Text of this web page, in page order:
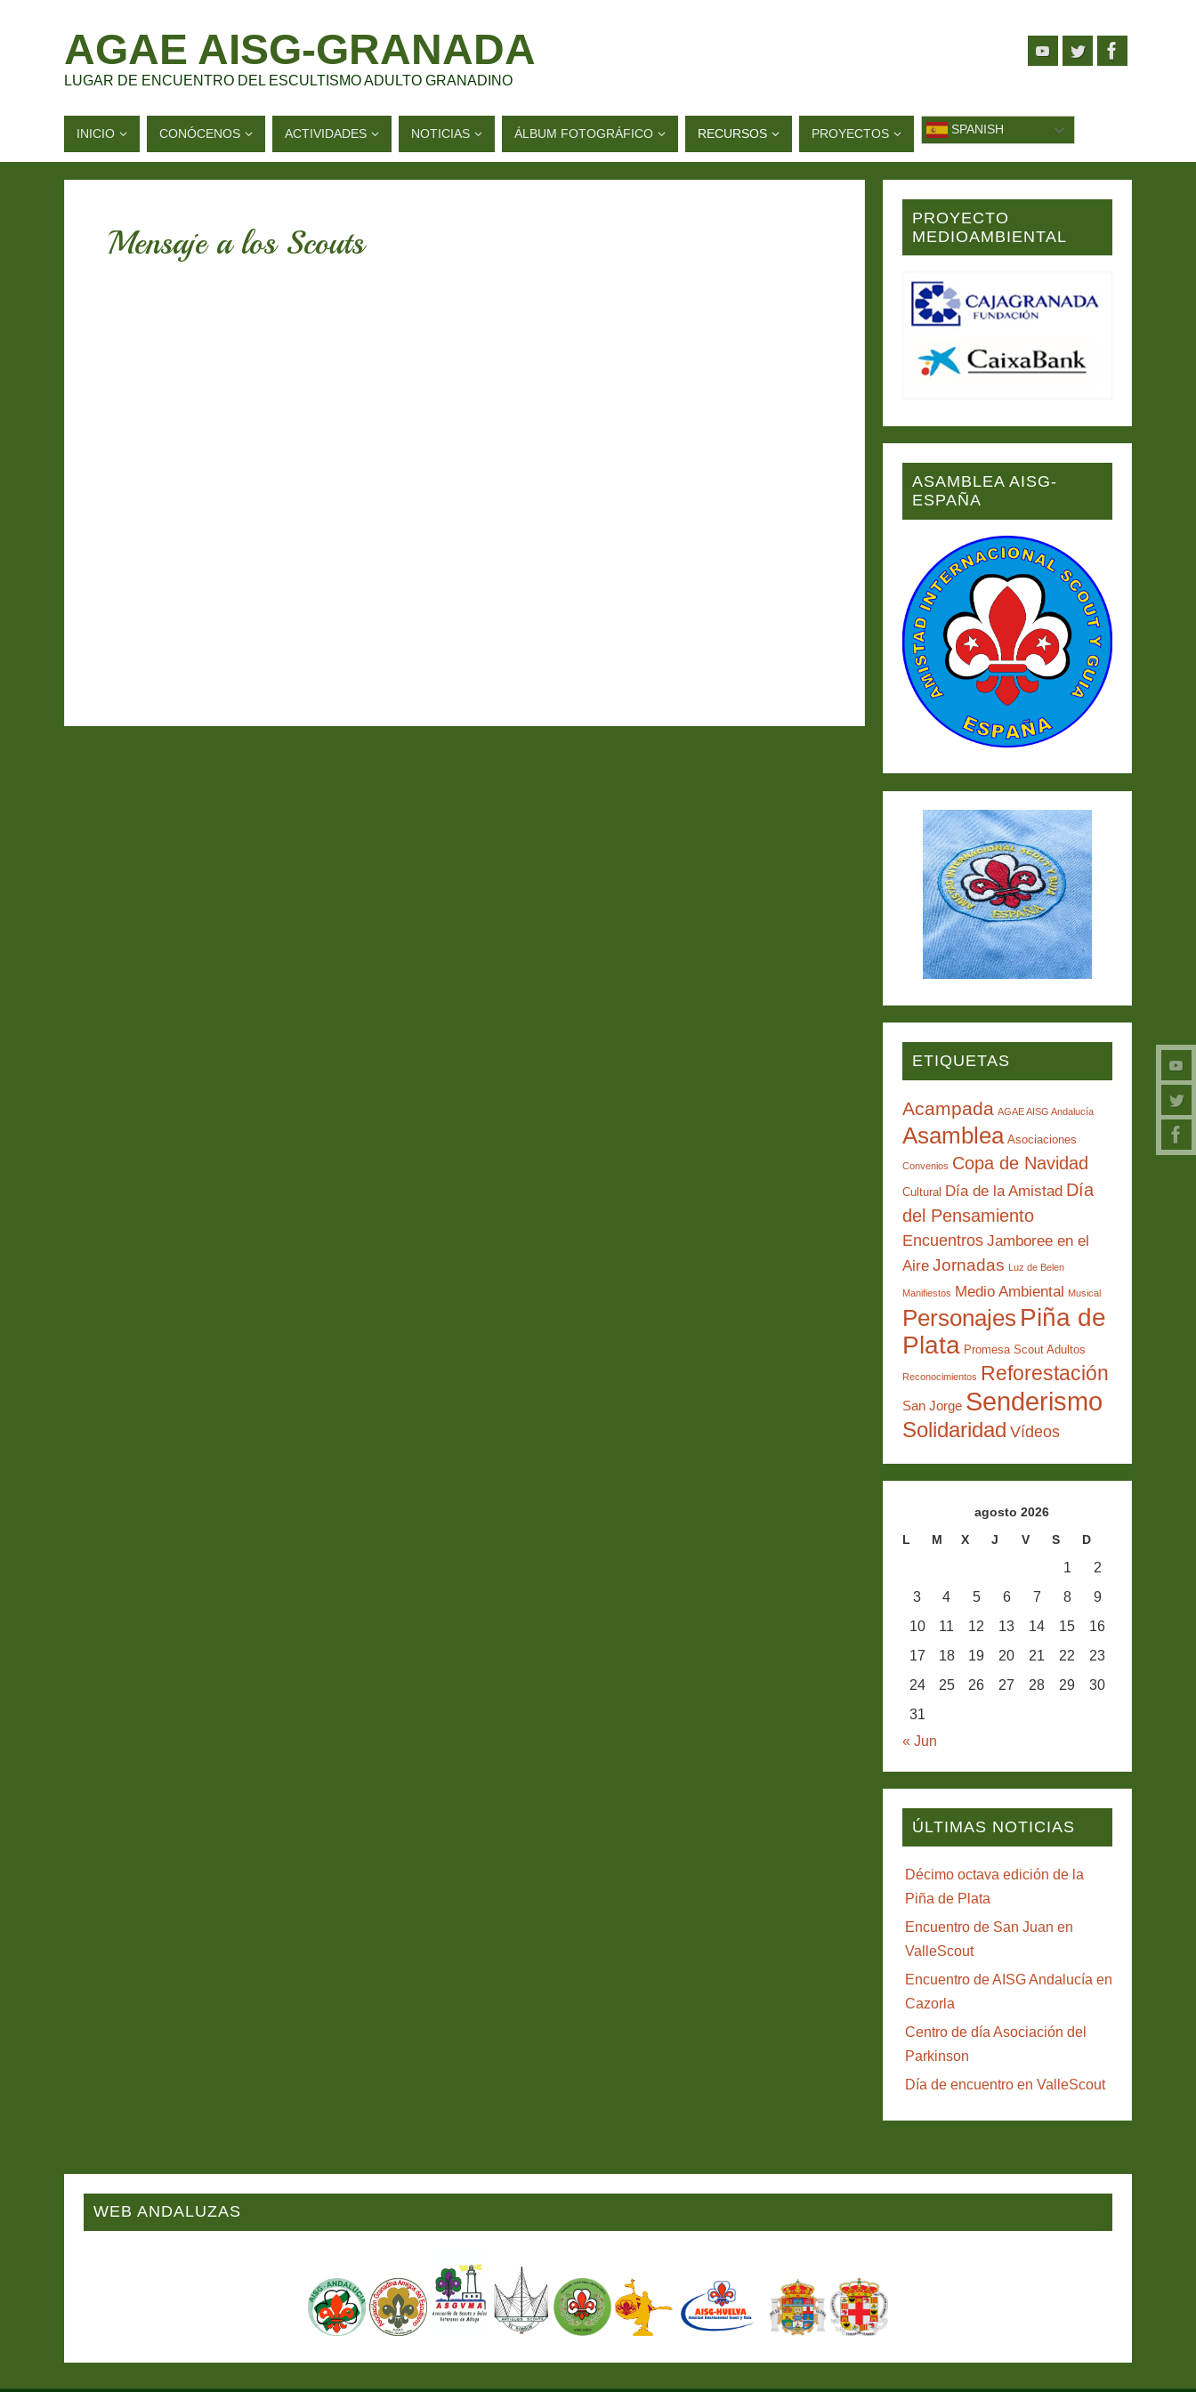
AGAE AISG-GRANADA
LUGAR DE ENCUENTRO DEL ESCULTISMO ADULTO GRANADINO
INICIO CONÓCENOS ACTIVIDADES NOTICIAS ÁLBUM FOTOGRÁFICO RECURSOS PROYECTOS SPANISH
Mensaje a los Scouts
PROYECTO
MEDIOAMBIENTAL
ASAMBLEA AISG-
ESPAÑA
ETIQUETAS
Acampada AGAE AISG Andalucía
Asamblea Asociaciones
Convenios Copa de Navidad
Cultural Día de la Amistad Día
del Pensamiento
Encuentros Jamboree en el
Aire Jornadas Luz de Belen
Manifiestos Medio Ambiental Musical
Personajes Piña de
Plata Promesa Scout Adultos
Reconocimientos Reforestación
San Jorge Senderismo
Solidaridad Vídeos
agosto 2026
L
M X J V S D
1
2
3
4 5 6 7 8
9
10
11 12 13 14 15
16
17
18 19 20 21 22
23
24
25 26 27 28 29
30
31
« Jun
ÚLTIMAS NOTICIAS
Décimo octava edición de la
Piña de Plata
Encuentro de San Juan en
ValleScout
Encuentro de AISG Andalucía en
Cazorla
Centro de día Asociación del
Parkinson
Día de encuentro en ValleScout
WEB ANDALUZAS